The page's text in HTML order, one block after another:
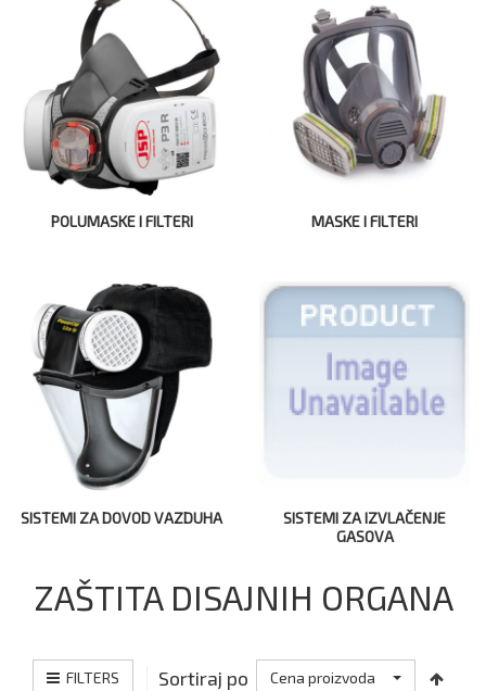
POLUMASKE I FILTERI MASKE I FILTERI
SISTEMI ZA DOVOD VAZDUHA
SISTEMI ZA IZVLAČENJE
GASOVA
ZAŠTITA DISAJNIH ORGANA
FILTERS Sortiraj po Cena proizvoda